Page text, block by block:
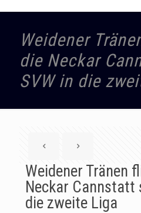
Weidener
die Neckar
SVW in die
Weidener Tränen
Neckar Cannstatt
die zweite Liga